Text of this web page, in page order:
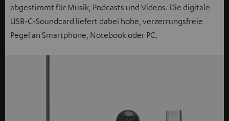
abgestimmt für Musik, Podcasts und Videos. Die digitale
USB‑C‑Soundcard liefert dabei hohe, verzerrungsfreie
Pegel an Smartphone, Notebook oder PC.